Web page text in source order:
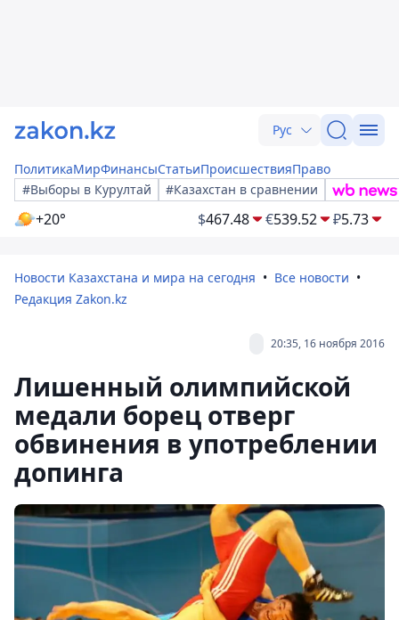
Рус
ПолитикаМирФинансыСтатьиПроисшествияПраво
#Выборы в Курултай
#Казахстан в сравнении
+20° $467.48 €539.52 ₽5.73
Новости Казахстана и мира на сегодня
Все новости
Редакция Zakon.kz
20:35, 16 ноября 2016
Лишенный олимпийской
медали борец отверг
обвинения в употреблении
допинга